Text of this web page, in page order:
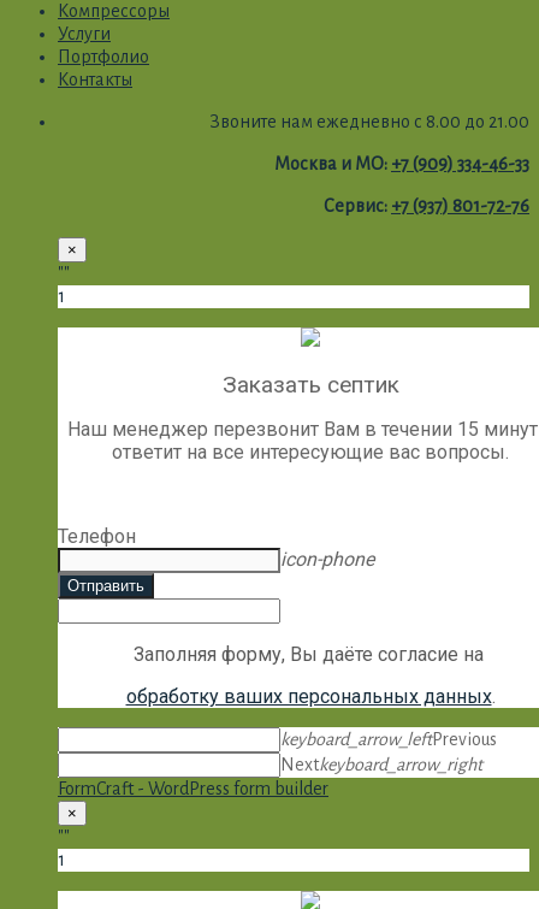
Компрессоры
Услуги
Портфолио
Контакты
Звоните нам ежедневно с 8.00 до 21.00
Москва и МО: +7 (909) 334-46-33
Сервис: +7 (937) 801-72-76
×
""
1
Заказать септик
Наш менеджер перезвонит Вам в течении 15
ответит на все интересующие вас вопросы.
Телефон
icon-phone
Отправить
Заполняя форму, Вы даёте согласие на
обработку ваших персональных данных.
keyboard_arrow_leftPrevious
Nextkeyboard_arrow_right
FormCraft - WordPress form builder
×
""
1